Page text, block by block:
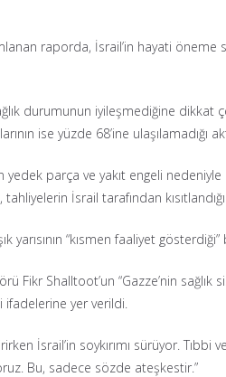
raporda, İsrail’in hayati öneme
durumunun iyileşmediğine dikkat
ise yüzde 68’ine ulaşılamadığı
parça ve yakıt engeli nedeniyle
İsrail tarafından
yarısının “kısmen faaliyet
Fikr Shalltoot’un “Gazze’nin
ifadelerine yer verildi.
İsrail’in soykırımı sürüyor.
Bu, sadece sözde ateşkestir.”